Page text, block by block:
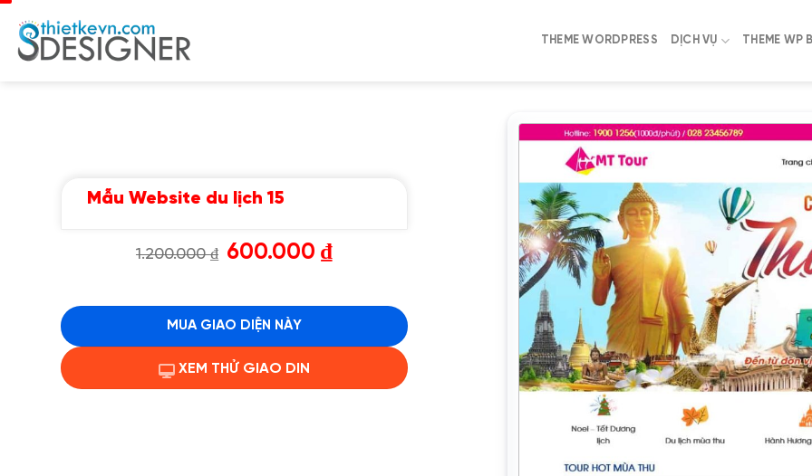
đến
nội
THEME WORDPRESS DỊCH VỤ THEME WP
Mẫu Website du lịch 15
1.200.000₫
Giá
gốc
600.000₫Giá
hiện
600.000 ₫.
MUA GIAO DIỆN NÀY
XEM THỬ GIAO DIN